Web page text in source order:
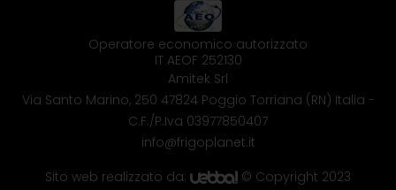
Operatore economico autorizzato
IT AEOF 252130
Amitek Srl
Via Santo Marino, 250 47824 Poggio Torriana (RN) Italia -
C.F./P.Iva 03977850407
info@frigoplanet.it
Sito web realizzato da:
© Copyright 2023